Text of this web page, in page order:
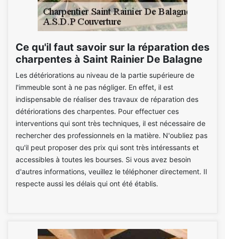
Ce qu'il faut savoir sur la réparation des
charpentes à Saint Rainier De Balagne
Les détériorations au niveau de la partie supérieure de
l'immeuble sont à ne pas négliger. En effet, il est
indispensable de réaliser des travaux de réparation des
détériorations des charpentes. Pour effectuer ces
interventions qui sont très techniques, il est nécessaire de
rechercher des professionnels en la matière. N'oubliez pas
qu'il peut proposer des prix qui sont très intéressants et
accessibles à toutes les bourses. Si vous avez besoin
d'autres informations, veuillez le téléphoner directement. Il
respecte aussi les délais qui ont été établis.